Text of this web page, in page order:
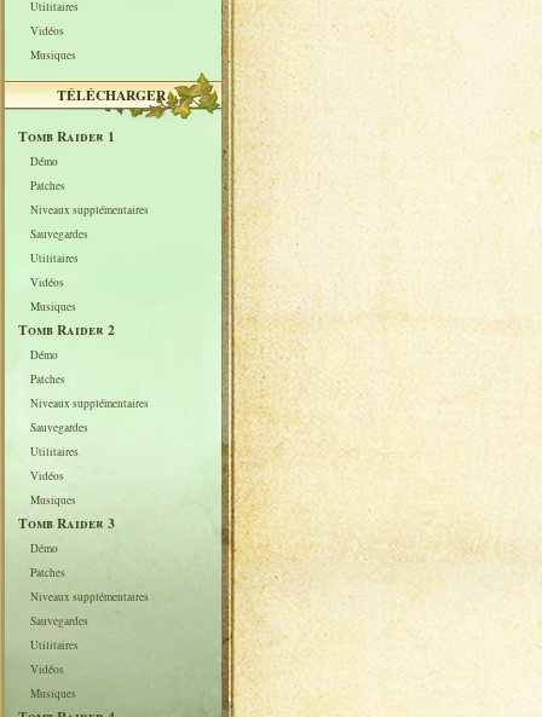
Utilitaires
Vidéos
Musiques
TÉLÉCHARGER
Tomb Raider 1
Démo
Patches
Niveaux supplémentaires
Sauvegardes
Utilitaires
Vidéos
Musiques
Tomb Raider 2
Démo
Patches
Niveaux supplémentaires
Sauvegardes
Utilitaires
Vidéos
Musiques
Tomb Raider 3
Démo
Patches
Niveaux supplémentaires
Sauvegardes
Utilitaires
Vidéos
Musiques